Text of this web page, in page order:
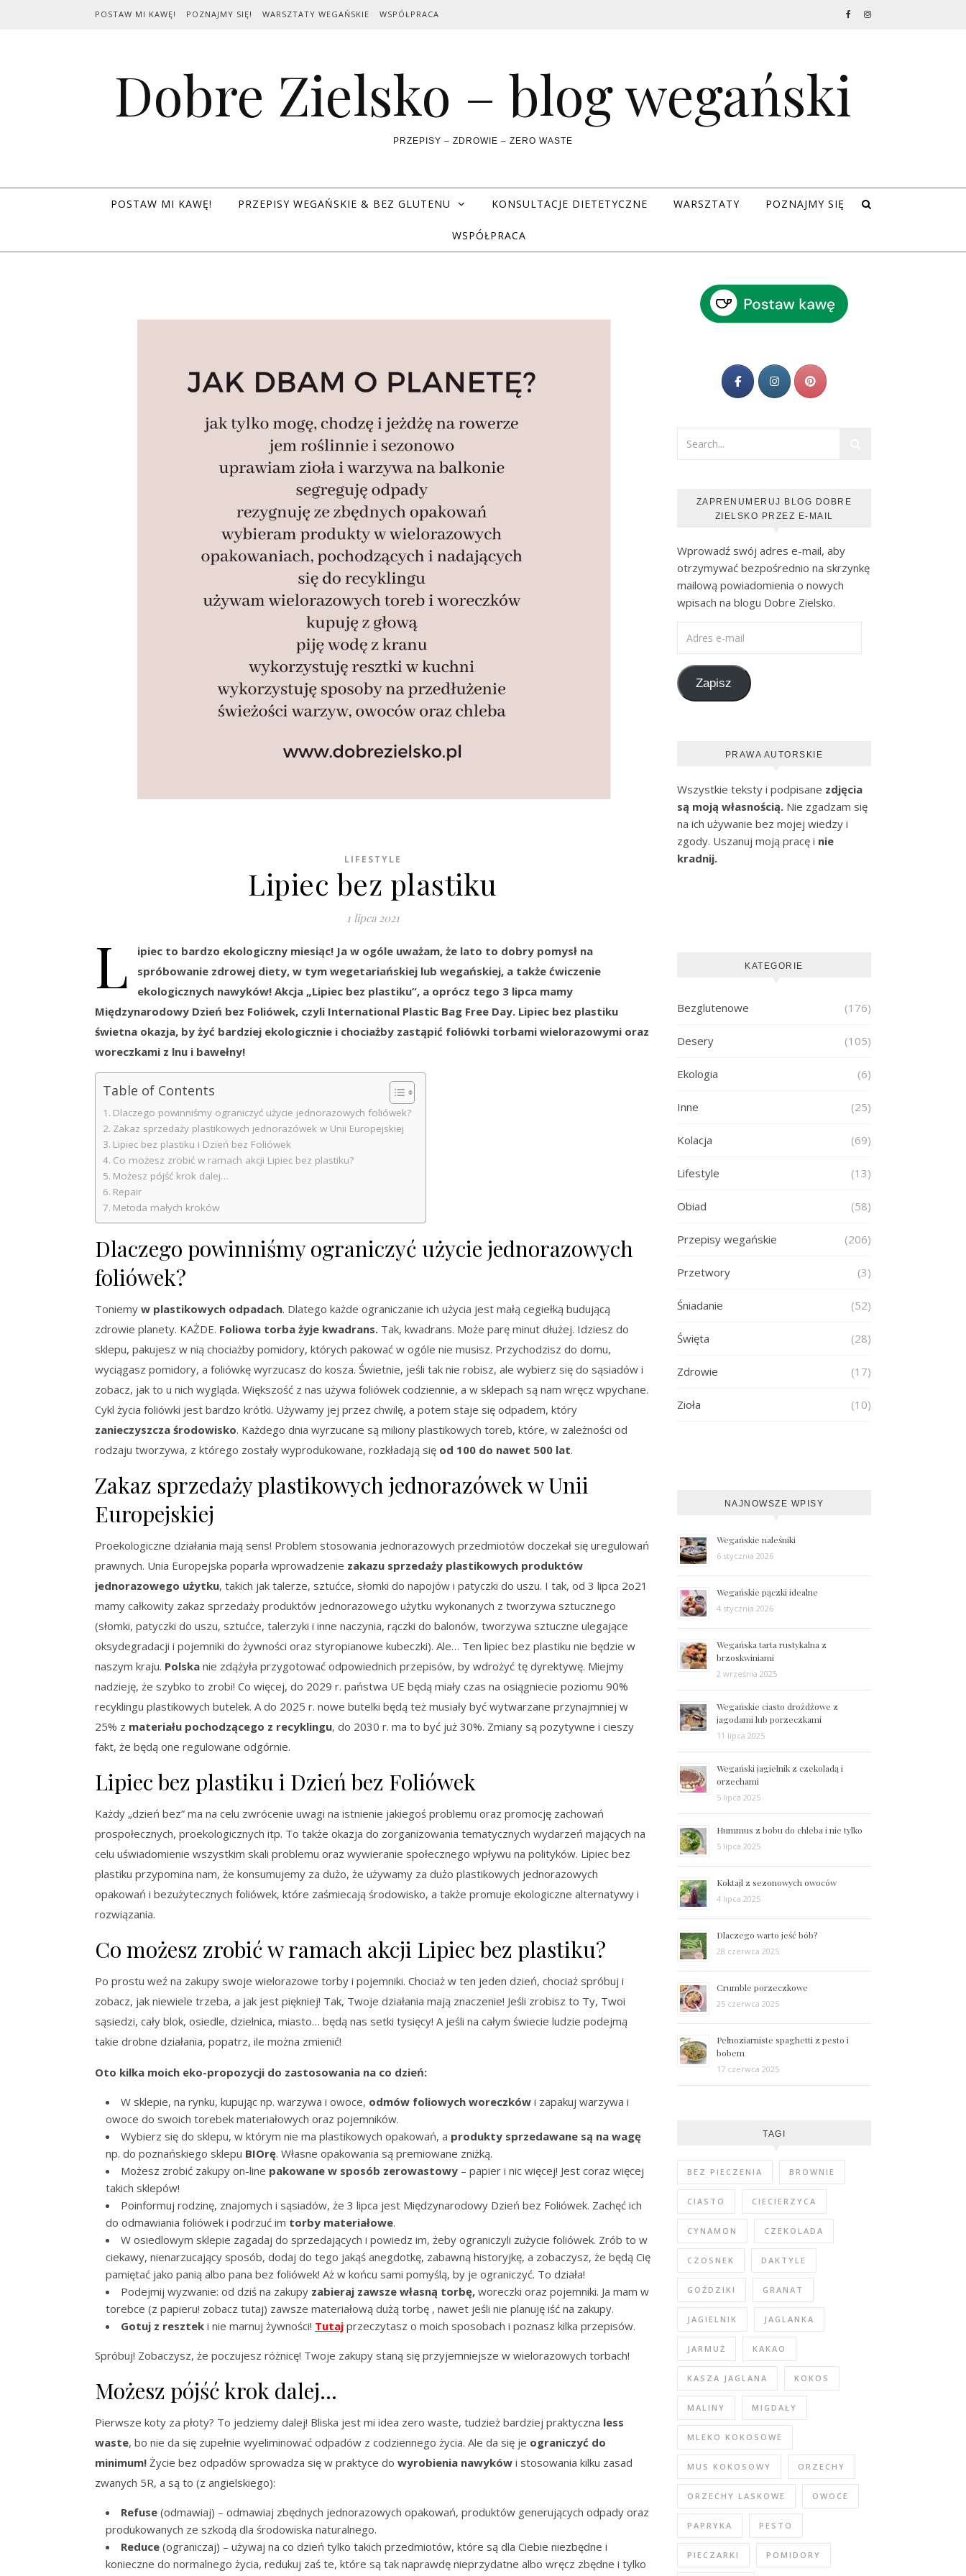
POSTAW MI KAWĘ! POZNAJMY SIĘ! WARSZTATY WEGAŃSKIE WSPÓŁPRACA
Dobre Zielsko – blog wegański
PRZEPISY – ZDROWIE – ZERO WASTE
POSTAW MI KAWĘ! PRZEPISY WEGAŃSKIE & BEZ GLUTENU KONSULTACJE DIETETYCZNE WARSZTATY POZNAJMY SIĘ
WSPÓŁPRACA
LIFESTYLE
Lipiec bez plastiku
1 lipca 2021
L
ipiec to bardzo ekologiczny miesiąc! Ja w ogóle uważam, że lato to dobry pomysł na
spróbowanie zdrowej diety, w tym wegetariańskiej lub wegańskiej, a także ćwiczenie
ekologicznych nawyków! Akcja „Lipiec bez plastiku”, a oprócz tego 3 lipca mamy
Międzynarodowy Dzień bez Foliówek, czyli International Plastic Bag Free Day. Lipiec bez plastiku
świetna okazja, by żyć bardziej ekologicznie i chociażby zastąpić foliówki torbami wielorazowymi oraz
woreczkami z lnu i bawełny!
Table of Contents
Dlaczego powinniśmy ograniczyć użycie jednorazowych foliówek?
Zakaz sprzedaży plastikowych jednorazówek w Unii Europejskiej
Lipiec bez plastiku i Dzień bez Foliówek
Co możesz zrobić w ramach akcji Lipiec bez plastiku?
Możesz pójść krok dalej…
Repair
Metoda małych kroków
Dlaczego powinniśmy ograniczyć użycie jednorazowych
foliówek?
Toniemy w plastikowych odpadach. Dlatego każde ograniczanie ich użycia jest małą cegiełką budującą
zdrowie planety. KAŻDE. Foliowa torba żyje kwadrans. Tak, kwadrans. Może parę minut dłużej. Idziesz do
sklepu, pakujesz w nią chociażby pomidory, których pakować w ogóle nie musisz. Przychodzisz do domu,
wyciągasz pomidory, a foliówkę wyrzucasz do kosza. Świetnie, jeśli tak nie robisz, ale wybierz się do sąsiadów i
zobacz, jak to u nich wygląda. Większość z nas używa foliówek codziennie, a w sklepach są nam wręcz wpychane.
Cykl życia foliówki jest bardzo krótki. Używamy jej przez chwilę, a potem staje się odpadem, który
zanieczyszcza środowisko. Każdego dnia wyrzucane są miliony plastikowych toreb, które, w zależności od
rodzaju tworzywa, z którego zostały wyprodukowane, rozkładają się od 100 do nawet 500 lat.
Zakaz sprzedaży plastikowych jednorazówek w Unii
Europejskiej
Proekologiczne działania mają sens! Problem stosowania jednorazowych przedmiotów doczekał się uregulowań
prawnych. Unia Europejska poparła wprowadzenie zakazu sprzedaży plastikowych produktów
jednorazowego użytku, takich jak talerze, sztućce, słomki do napojów i patyczki do uszu. I tak, od 3 lipca 2o21
mamy całkowity zakaz sprzedaży produktów jednorazowego użytku wykonanych z tworzywa sztucznego
(słomki, patyczki do uszu, sztućce, talerzyki i inne naczynia, rączki do balonów, tworzywa sztuczne ulegające
oksydegradacji i pojemniki do żywności oraz styropianowe kubeczki). Ale… Ten lipiec bez plastiku nie będzie w
naszym kraju. Polska nie zdążyła przygotować odpowiednich przepisów, by wdrożyć tę dyrektywę. Miejmy
nadzieję, że szybko to zrobi! Co więcej, do 2029 r. państwa UE będą miały czas na osiągniecie poziomu 90%
recyklingu plastikowych butelek. A do 2025 r. nowe butelki będą też musiały być wytwarzane przynajmniej w
25% z materiału pochodzącego z recyklingu, do 2030 r. ma to być już 30%. Zmiany są pozytywne i cieszy
fakt, że będą one regulowane odgórnie.
Lipiec bez plastiku i Dzień bez Foliówek
Każdy „dzień bez” ma na celu zwrócenie uwagi na istnienie jakiegoś problemu oraz promocję zachowań
prospołecznych, proekologicznych itp. To także okazja do zorganizowania tematycznych wydarzeń mających na
celu uświadomienie wszystkim skali problemu oraz wywieranie społecznego wpływu na polityków. Lipiec bez
plastiku przypomina nam, że konsumujemy za dużo, że używamy za dużo plastikowych jednorazowych
opakowań i bezużytecznych foliówek, które zaśmiecają środowisko, a także promuje ekologiczne alternatywy i
rozwiązania.
Co możesz zrobić w ramach akcji Lipiec bez plastiku?
Po prostu weź na zakupy swoje wielorazowe torby i pojemniki. Chociaż w ten jeden dzień, chociaż spróbuj i
zobacz, jak niewiele trzeba, a jak jest piękniej! Tak, Twoje działania mają znaczenie! Jeśli zrobisz to Ty, Twoi
sąsiedzi, cały blok, osiedle, dzielnica, miasto… będą nas setki tysięcy! A jeśli na całym świecie ludzie podejmą
takie drobne działania, popatrz, ile można zmienić!
Oto kilka moich eko-propozycji do zastosowania na co dzień:
W sklepie, na rynku, kupując np. warzywa i owoce, odmów foliowych woreczków i zapakuj warzywa i
owoce do swoich torebek materiałowych oraz pojemników.
Wybierz się do sklepu, w którym nie ma plastikowych opakowań, a produkty sprzedawane są na wagę
np. do poznańskiego sklepu BIOrę. Własne opakowania są premiowane zniżką.
Możesz zrobić zakupy on-line pakowane w sposób zerowastowy – papier i nic więcej! Jest coraz więcej
takich sklepów!
Poinformuj rodzinę, znajomych i sąsiadów, że 3 lipca jest Międzynarodowy Dzień bez Foliówek. Zachęć ich
do odmawiania foliówek i podrzuć im torby materiałowe.
W osiedlowym sklepie zagadaj do sprzedających i powiedz im, żeby ograniczyli zużycie foliówek. Zrób to w
ciekawy, nienarzucający sposób, dodaj do tego jakąś anegdotkę, zabawną historyjkę, a zobaczysz, że będą Cię
pamiętać jako panią albo pana bez foliówek! Aż w końcu sami pomyślą, by je ograniczyć. To działa!
Podejmij wyzwanie: od dziś na zakupy zabieraj zawsze własną torbę, woreczki oraz pojemniki. Ja mam w
torebce (z papieru! zobacz tutaj) zawsze materiałową dużą torbę , nawet jeśli nie planuję iść na zakupy.
Gotuj z resztek i nie marnuj żywności! Tutaj przeczytasz o moich sposobach i poznasz kilka przepisów.
Spróbuj! Zobaczysz, że poczujesz różnicę! Twoje zakupy staną się przyjemniejsze w wielorazowych torbach!
Możesz pójść krok dalej…
Pierwsze koty za płoty? To jedziemy dalej! Bliska jest mi idea zero waste, tudzież bardziej praktyczna less
waste, bo nie da się zupełnie wyeliminować odpadów z codziennego życia. Ale da się je ograniczyć do
minimum! Życie bez odpadów sprowadza się w praktyce do wyrobienia nawyków i stosowania kilku zasad
zwanych 5R, a są to (z angielskiego):
Refuse (odmawiaj) – odmawiaj zbędnych jednorazowych opakowań, produktów generujących odpady oraz
produkowanych ze szkodą dla środowiska naturalnego.
Reduce (ograniczaj) – używaj na co dzień tylko takich przedmiotów, które są dla Ciebie niezbędne i
konieczne do normalnego życia, redukuj zaś te, które są tak naprawdę nieprzydatne albo wręcz zbędne i tylko
ZAPRENUMERUJ BLOG DOBRE
ZIELSKO PRZEZ E-MAIL
Wprowadź swój adres e-mail, aby
otrzymywać bezpośrednio na skrzynkę
mailową powiadomienia o nowych
wpisach na blogu Dobre Zielsko.
Zapisz
PRAWA AUTORSKIE
Wszystkie teksty i podpisane zdjęcia
są moją własnością. Nie zgadzam się
na ich używanie bez mojej wiedzy i
zgody. Uszanuj moją pracę i nie
kradnij.
KATEGORIE
Bezglutenowe (176)
Desery (105)
Ekologia (6)
Inne (25)
Kolacja (69)
Lifestyle (13)
Obiad (58)
Przepisy wegańskie (206)
Przetwory (3)
Śniadanie (52)
Święta (28)
Zdrowie (17)
Zioła (10)
NAJNOWSZE WPISY
Wegańskie naleśniki
6 stycznia 2026
Wegańskie pączki idealne
4 stycznia 2026
Wegańska tarta rustykalna z
brzoskwiniami
2 września 2025
Wegańskie ciasto drożdżowe z
jagodami lub porzeczkami
11 lipca 2025
Wegański jagielnik z czekoladą i
orzechami
5 lipca 2025
Hummus z bobu do chleba i nie tylko
5 lipca 2025
Koktajl z sezonowych owoców
4 lipca 2025
Dlaczego warto jeść bób?
28 czerwca 2025
Crumble porzeczkowe
25 czerwca 2025
Pełnoziarniste spaghetti z pesto i
bobem
17 czerwca 2025
TAGI
BEZ PIECZENIA BROWNIE
CIASTO CIECIERZYCA
CYNAMON CZEKOLADA
CZOSNEK DAKTYLE
GOŹDZIKI GRANAT
JAGIELNIK JAGLANKA
JARMUŻ KAKAO
KASZA JAGLANA KOKOS
MALINY MIGDAŁY
MLEKO KOKOSOWE
MUS KOKOSOWY ORZECHY
ORZECHY LASKOWE OWOCE
PAPRYKA PESTO
PIECZARKI POMIDORY